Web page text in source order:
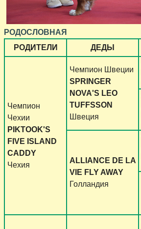
РОДОСЛОВНАЯ
РОДИТЕЛИ
ДЕДЫ
Чемпион
Чехии
PIKTOOK'S
FIVE ISLAND
CADDY
Чехия
Чемпион Швеции
SPRINGER
NOVA'S LEO
TUFFSSON
Швеция
ALLIANCE DE LA
VIE FLY AWAY
Голландия